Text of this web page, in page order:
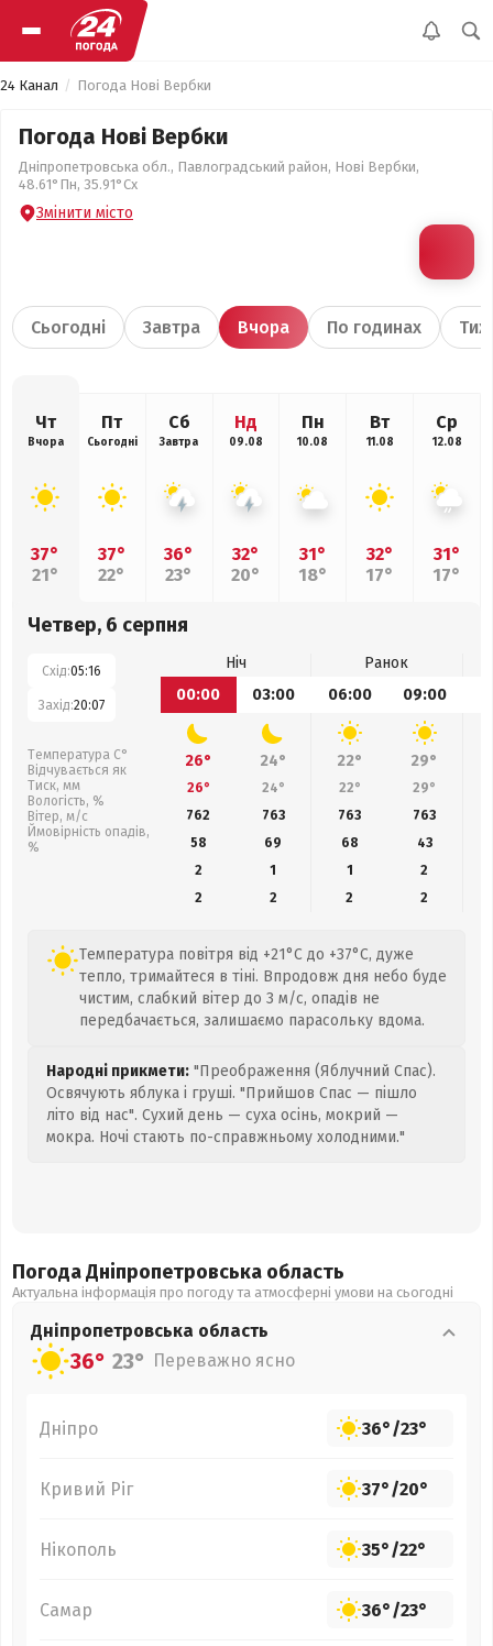
24 Канал Погода Нові Вербки
Погода Нові Вербки
Дніпропетровська обл., Павлоградський район, Нові Вербки,
48.61°Пн, 35.91°Сх
Змінити місто
Сьогодні Завтра Вчора По годинах
Чт
Вчора
37°
21°
Пт
Сьогодні
37°
22°
Сб
Завтра
36°
23°
Нд
09.08
32°
20°
Пн
10.08
31°
18°
Вт
11.08
32°
17°
Ср
12.08
31°
17°
Четвер, 6 серпня
Схід:05:16
Захід:20:07
Температура С°
Відчувається як
Тиск, мм
Вологість, %
Вітер, м/с
Ймовірність опадів,
%
Ніч
Ранок
00:00
03:00 06:00 09:00
26° 24° 22° 29°
26° 24° 22° 29°
762
763 763 763
58
69 68 43
2
1 1
2
2
2 2 2
Температура повітря від +21°C до +37°C, дуже
тепло, тримайтеся в тіні. Впродовж дня небо буде
чистим, слабкий вітер до 3 м/с, опадів не
передбачається, залишаємо парасольку вдома.
Народні прикмети: "Преображення (Яблучний Спас).
Освячують яблука і груші. "Прийшов Спас — пішло
літо від нас". Сухий день — суха осінь, мокрий —
мокра. Ночі стають по-справжньому холодними."
Погода Дніпропетровська область
Актуальна інформація про погоду та атмосферні умови на сьогодні
Дніпропетровська область
36° 23° Переважно ясно
Дніпро 36°/23°
Кривий Ріг 37°/20°
Нікополь 35°/22°
Самар 36°/23°